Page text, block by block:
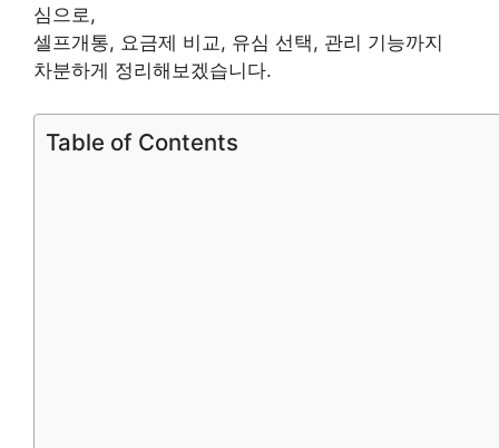
심으로,
셀프개통, 요금제 비교, 유심 선택, 관리 기능까지
차분하게 정리해보겠습니다.
Table of Contents